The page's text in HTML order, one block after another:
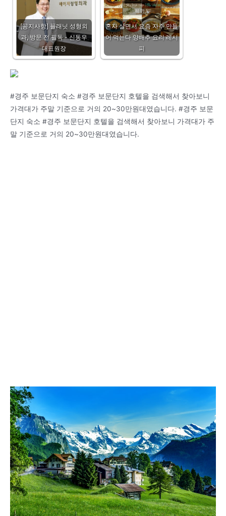
[공지사항] 플래닛 성형외
과, 방문 전 필독 - 신동우
대표원장
혼자 살면서 요즘 자주 만들
어 먹는다 양배추 요리 레시
피
#경주 보문단지 숙소 #경주 보문단지 호텔을 검색해서 찾아보니
가격대가 주말 기준으로 거의 20~30만원대였습니다. #경주 보문
단지 숙소 #경주 보문단지 호텔을 검색해서 찾아보니 가격대가 주
말 기준으로 거의 20~30만원대였습니다.